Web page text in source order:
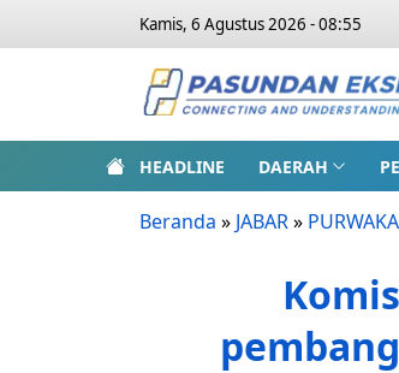
Kamis, 6 Agustus 2026 - 08:55
HEADLINE DAERAH
Beranda » JABAR»